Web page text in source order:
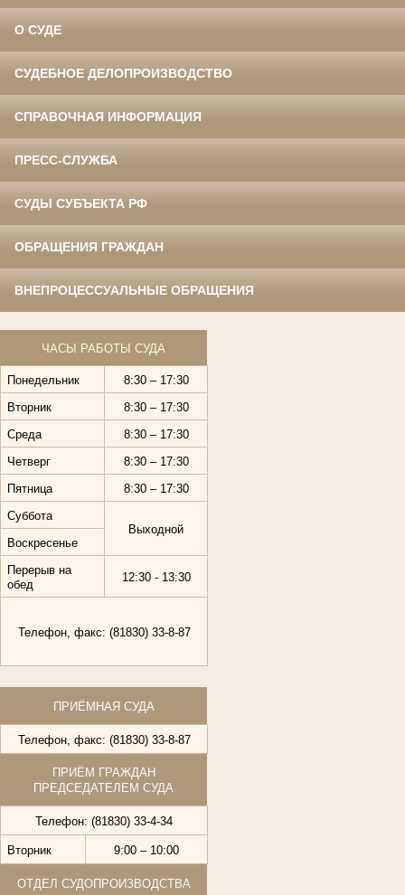
О СУДЕ
СУДЕБНОЕ ДЕЛОПРОИЗВОДСТВО
СПРАВОЧНАЯ ИНФОРМАЦИЯ
ПРЕСС-СЛУЖБА
СУДЫ СУБЪЕКТА РФ
ОБРАЩЕНИЯ ГРАЖДАН
ВНЕПРОЦЕССУАЛЬНЫЕ ОБРАЩЕНИЯ
ЧАСЫ РАБОТЫ СУДА
Понедельник
8:30 – 17:30
Вторник
8:30 – 17:30
Среда
8:30 – 17:30
Четверг
8:30 – 17:30
Пятница
8:30 – 17:30
Суббота
Выходной
Воскресенье
Перерыв на
обед
12:30 - 13:30
Телефон, факс: (81830) 33-8-87
ПРИЁМНАЯ СУДА
Телефон, факс: (81830) 33-8-87
ПРИЁМ ГРАЖДАН
ПРЕДСЕДАТЕЛЕМ СУДА
Телефон: (81830) 33-4-34
Вторник 9:00 – 10:00
ОТДЕЛ СУДОПРОИЗВОДСТВА